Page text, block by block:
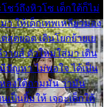
โชว์ถึงหิวโซ เด็กใต้ก็ไม่
ให้เด็กเทพเหลียวมอง
สุดยอด เดินโยกย้ายเย
ายส์ ตัวใหม่ใส่มา เดิน
ปัญหา ไม่พอใจ ได้เป็น
ลงใต้ถามมัน ว่ามัน
ป็นยิ้มให้ เจอะเด็กใต้